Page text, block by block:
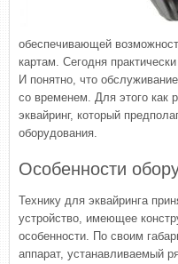
обеспечивающей
картам. Сегодня
И понятно, что
со временем. Для этого как
эквайринг, который
оборудования.
Особенности
Технику для эквайринга
устройство, имеющее
особенности. По своим
аппарат, устанавливаемый